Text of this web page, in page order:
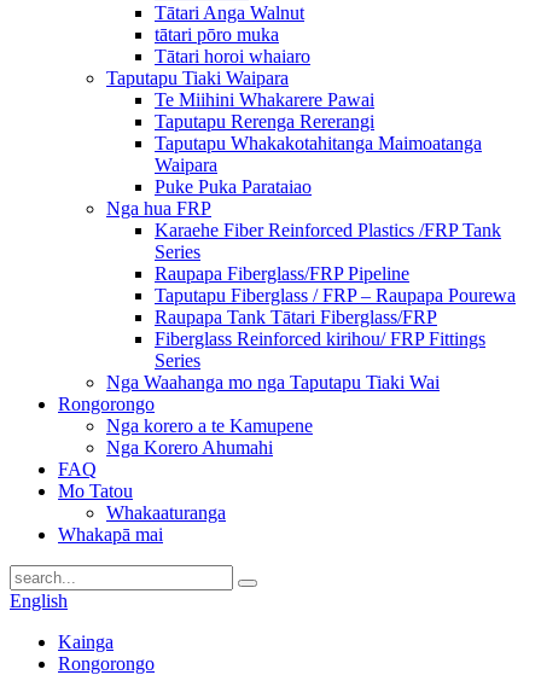
Tātari Anga Walnut
tātari pōro muka
Tātari horoi whaiaro
Taputapu Tiaki Waipara
Te Miihini Whakarere Pawai
Taputapu Rerenga Rererangi
Taputapu Whakakotahitanga Maimoatanga
Waipara
Puke Puka Parataiao
Nga hua FRP
Karaehe Fiber Reinforced Plastics /FRP Tank
Series
Raupapa Fiberglass/FRP Pipeline
Taputapu Fiberglass / FRP – Raupapa Pourewa
Raupapa Tank Tātari Fiberglass/FRP
Fiberglass Reinforced kirihou/ FRP Fittings
Series
Nga Waahanga mo nga Taputapu Tiaki Wai
Rongorongo
Nga korero a te Kamupene
Nga Korero Ahumahi
FAQ
Mo Tatou
Whakaaturanga
Whakapā mai
English
Kainga
Rongorongo